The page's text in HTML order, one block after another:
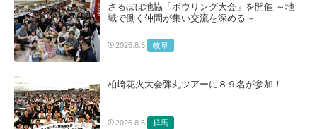
さるぼぼ地協「ボウリング大会」を開催 ～地
域で働く仲間が集い交流を深める～
2026.8.5 岐阜
柏崎花火大会弾丸ツアーに８９名が参加！
2026.8.5 群馬